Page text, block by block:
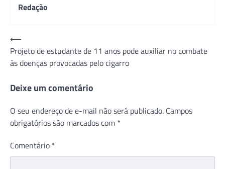
Redação
Navegação
de
Post
⟵
Projeto de estudante de 11 anos pode auxiliar no combate
às doenças provocadas pelo cigarro
Deixe um comentário
O seu endereço de e-mail não será publicado. Campos
obrigatórios são marcados com *
Comentário *